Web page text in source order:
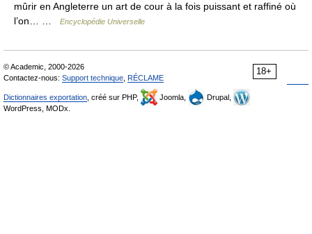
mûrir en Angleterre un art de cour à la fois puissant et raffiné où
l’on… …
Encyclopédie Universelle
18+
© Academic, 2000-2026
Contactez-nous: Support technique, RÉCLAME
Dictionnaires exportation, créé sur PHP, Joomla,
Drupal,
WordPress, MODx.